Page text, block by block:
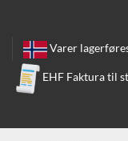
content Varer
EHF Faktura til